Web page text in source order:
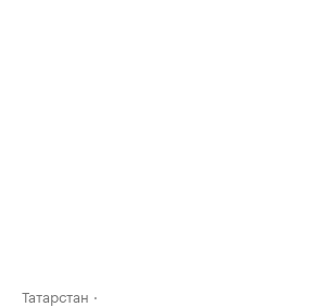
Татарстан